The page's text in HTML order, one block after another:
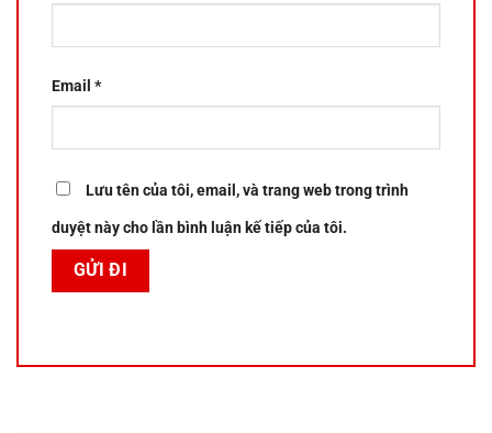
Email *
Lưu tên của tôi, email, và trang web trong trình
duyệt này cho lần bình luận kế tiếp của tôi.